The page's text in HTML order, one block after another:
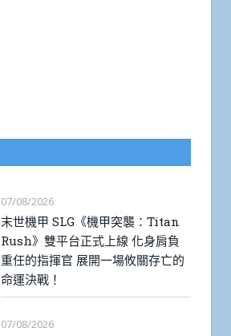
07/08/2026
末世機甲 SLG《機甲突襲：Titan
Rush》雙平台正式上線 化身肩負
重任的指揮官 展開一場攸關存亡的
命運決戰！
07/08/2026